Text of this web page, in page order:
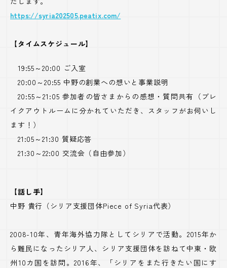
https://syria202505.peatix.com/
【タイムスケジュール】
19:55～20:00 ご入室
20:00～20:55 中野の創業への想いと事業説明
20:55～21:05 参加者の皆さまからの感想・質問共有（ブレ
イクアウトルームに分かれていただき、スタッフがお伺いし
ます！）
21:05～21:30 質疑応答
21:30～22:00 交流会（自由参加）
【話し手】
中野 貴行（シリア支援団体Piece of Syria代表）
2008-10年、青年海外協力隊としてシリアで活動。2015年か
ら難民になったシリア人、シリア支援団体を訪ねて中東・欧
州10カ国を訪問。2016年、「シリアをまた行きたい国にす